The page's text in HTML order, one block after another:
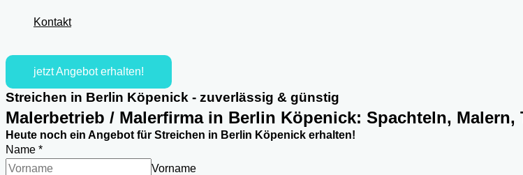
Kontakt
jetzt Angebot erhalten!
Streichen in Berlin Köpenick - zuverlässig & günstig
Malerbetrieb / Malerfirma in Berlin Köpenick: Spachteln, Malern,
Heute noch ein Angebot für Streichen in Berlin Köpenick erhalten!
Name *
Vorname